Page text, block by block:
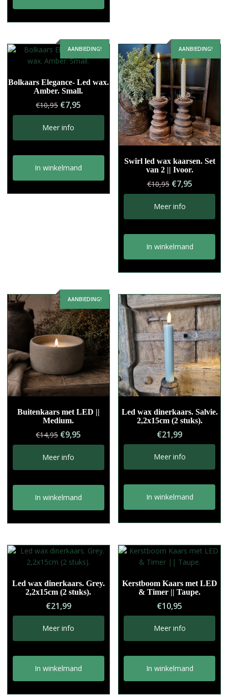
AANBIEDING!
Bolkaars Elegance- Led wax.
Amber. Small.
€10,95 Oorspronkelijke
prijs
was:
€10,95.
€7,95
prijs
€7,95.
Meer info
In winkelmand
AANBIEDING!
Swirl led wax kaarsen. Set
van 2 || Ivoor.
€10,95
prijs
was:
€10,95.
€7,95Huidige
prijs
€7,95.
Meer info
In winkelmand
AANBIEDING!
Buitenkaars met LED ||
Medium.
€14,95 Oorspronkelijke
prijs
was:
€14,95.
€9,95
prijs
€9,95.
Meer info
In winkelmand
Led wax dinerkaars. Salvie.
2,2x15cm (2 stuks).
€21,99
Meer info
In winkelmand
Led wax dinerkaars. Grey.
2,2x15cm (2 stuks).
€21,99
Meer info
In winkelmand
Kerstboom Kaars met LED
& Timer || Taupe.
€10,95
Meer info
In winkelmand